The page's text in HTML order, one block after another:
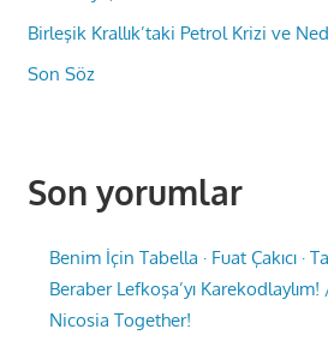
Birleşik Krallık’taki Petrol Krizi ve
Son Söz
Son yorumlar
Benim İçin Tabella · Fuat Çakıcı ·
Beraber Lefkoşa’yı
Nicosia Together!